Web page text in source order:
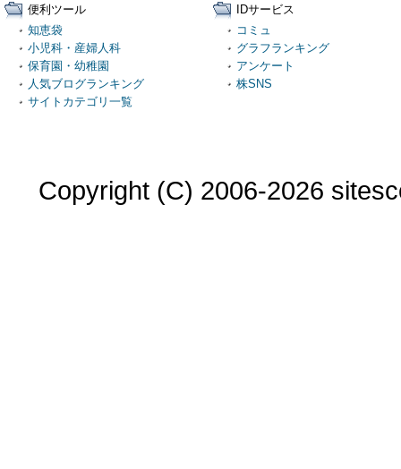
便利ツール
知恵袋
小児科・産婦人科
保育園・幼稚園
人気ブログランキング
サイトカテゴリ一覧
IDサービス
コミュ
グラフランキング
アンケート
株SNS
Copyright (C) 2006-2026